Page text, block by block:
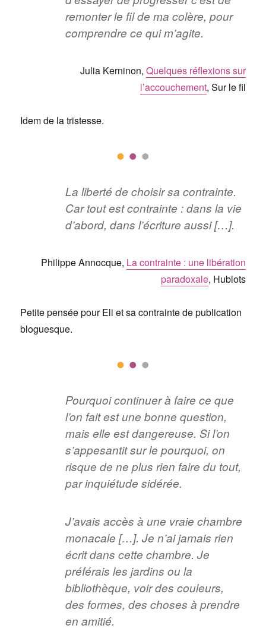
remonter le fil de ma colère, pour
comprendre ce qui m’agite.
Julia Kerninon, Quelques réflexions sur
l’accouchement, Sur le fil
Idem de la tristesse.
La liberté de choisir sa contrainte.
Car tout est contrainte : dans la vie
d’abord, dans l’écriture aussi […].
Philippe Annocque, La contrainte : une libération
paradoxale, Hublots
Petite pensée pour Eli et sa contrainte de publication
bloguesque.
Pourquoi continuer à faire ce que
l’on fait est une bonne question,
mais elle est dangereuse. Si l’on
s’appesantit sur le pourquoi, on
risque de ne plus rien faire du tout,
par inquiétude sidérée.
J’avais accès à une vraie chambre
monacale […]. Je n’ai jamais rien
écrit dans cette chambre. Je
préférais les jardins ou la
bibliothèque, voir des couleurs,
des formes, des choses à prendre
en amitié.